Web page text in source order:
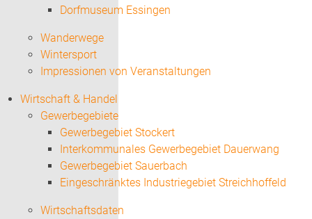
Dorfmuseum Essingen
Wanderwege
Wintersport
Impressionen von Veranstaltungen
Wirtschaft & Handel
Gewerbegebiete
Gewerbegebiet Stockert
Interkommunales Gewerbegebiet Dauerwang
Gewerbegebiet Sauerbach
Eingeschränktes Industriegebiet Streichhoffeld
Wirtschaftsdaten